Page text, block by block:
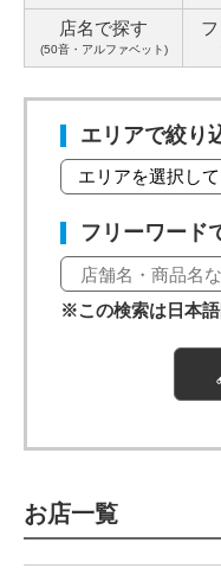
店名で探す
(50音・アルファベット)
エリアで絞り
フリーワード
※この検索は日本
お店一覧